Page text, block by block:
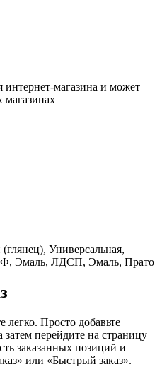
интернет-магазина и может
магазинах
Универсальная,
Эмаль, ЛДСП, Эмаль, Прато
легко. Просто добавьте
перейдите на страницу
заказанных позиций и
или «Быстрый заказ».